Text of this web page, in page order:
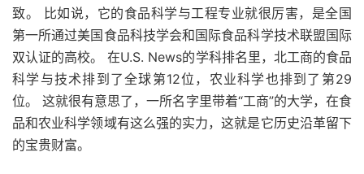
致。 比如说，它的食品科学与工程专业就很厉害，是全国
第一所通过美国食品科技学会和国际食品科学技术联盟国际
双认证的高校。 在U.S. News的学科排名里，北工商的食品
科学与技术排到了全球第12位，农业科学也排到了第29
位。 这就很有意思了，一所名字里带着“工商”的大学，在食
品和农业科学领域有这么强的实力，这就是它历史沿革留下
的宝贵财富。